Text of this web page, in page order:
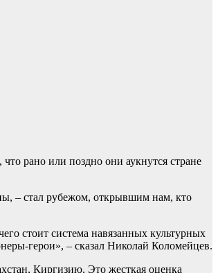
рано или поздно они аукнутся стране
– стал рубежом, открывшим нам, кто
стоит система навязанных культурных
герои», – сказал Николай Коломейцев.
Киргизию. Это жесткая оценка